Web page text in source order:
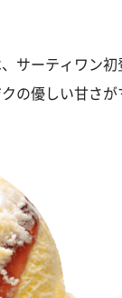
サーティワン初
の優しい甘さが